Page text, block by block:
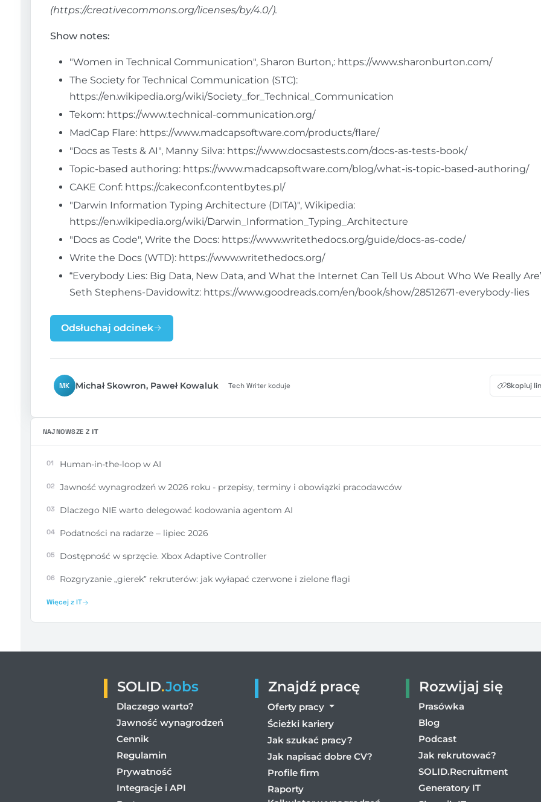
(https://creativecommons.org/licenses/by/4.0/).
Show notes:
"Women in Technical Communication", Sharon Burton,: https://www.sharonburton.com/
The Society for Technical Communication (STC):
https://en.wikipedia.org/wiki/Society_for_Technical_Communication
Tekom: https://www.technical-communication.org/
MadCap Flare: https://www.madcapsoftware.com/products/flare/
"Docs as Tests & AI", Manny Silva: https://www.docsastests.com/docs-as-tests-book/
Topic-based authoring: https://www.madcapsoftware.com/blog/what-is-topic-based-authoring/
CAKE Conf: https://cakeconf.contentbytes.pl/
"Darwin Information Typing Architecture (DITA)", Wikipedia:
https://en.wikipedia.org/wiki/Darwin_Information_Typing_Architecture
"Docs as Code", Write the Docs: https://www.writethedocs.org/guide/docs-as-code/
Write the Docs (WTD): https://www.writethedocs.org/
“Everybody Lies: Big Data, New Data, and What the Internet Can Tell Us About Who We Really
Seth Stephens-Davidowitz: https://www.goodreads.com/en/book/show/28512671-everybody-lies
Odsłuchaj odcinek
MK Michał Skowron, Paweł Kowaluk Tech Writer koduje Skopiuj
NAJNOWSZE Z IT
01 Human-in-the-loop w AI
02 Jawność wynagrodzeń w 2026 roku - przepisy, terminy i obowiązki pracodawców
03 Dlaczego NIE warto delegować kodowania agentom AI
04 Podatności na radarze – lipiec 2026
05 Dostępność w sprzęcie. Xbox Adaptive Controller
06 Rozgryzanie „gierek” rekruterów: jak wyłapać czerwone i zielone flagi
Więcej z IT
SOLID.Jobs
Dlaczego warto?
Jawność wynagrodzeń
Cennik
Regulamin
Prywatność
Integracje i API
Znajdź pracę
Oferty pracy
Ścieżki kariery
Jak szukać pracy?
Jak napisać dobre CV?
Profile firm
Raporty
Rozwijaj się
Prasówka
Blog
Podcast
Jak rekrutować?
SOLID.Recruitment
Generatory IT